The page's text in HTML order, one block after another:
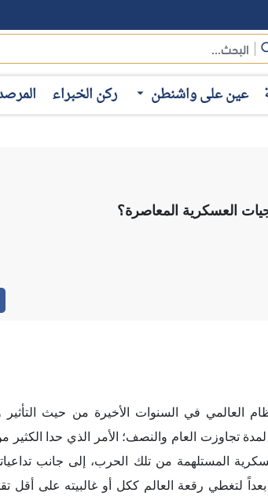
عين على واشنطن ركن الخبراء
العسكرية المعاصرة؟
في السنوات الأخيرة من حيث التأثير
تجاوزت العام والنصف؛ الأمر الذي حدا الكثير
المستلهمة من تلك الحرب، إلى جانب تداعياتها
لتغطي رقعة العالم ككل أو غالبيته على أقل